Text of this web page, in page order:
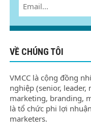
VỀ CHÚNG TÔI
VMCC là cộng đồng
nghiệp (senior,
marketing, branding,
là tổ chức phi lợi
marketers.